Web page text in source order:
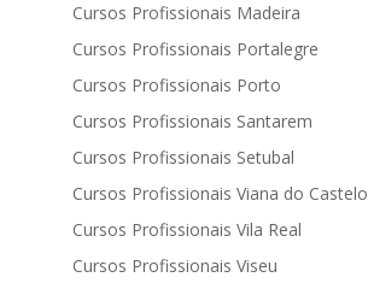
Cursos Profissionais Madeira
Cursos Profissionais Portalegre
Cursos Profissionais Porto
Cursos Profissionais Santarem
Cursos Profissionais Setubal
Cursos Profissionais Viana do Castelo
Cursos Profissionais Vila Real
Cursos Profissionais Viseu